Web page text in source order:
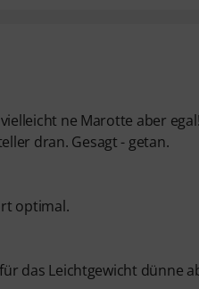
ne Marotte aber
dran. Gesagt - getan.
optimal.
das Leichtgewicht dünne